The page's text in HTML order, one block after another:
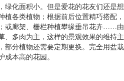
绿化面积小。但是爱花的花友们还是想
各类植物；根据前后位置精巧搭配，
或廊架、栅栏种植攀缘垂吊花卉……由
、多肉为主，这样的景观效果的维持主
部分植物还需要定期更换。完全用盆栽
本高的花园。